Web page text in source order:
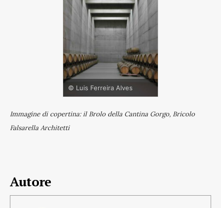
© Luis Ferreira Alves
Immagine di copertina: il Brolo della Cantina Gorgo, Bricolo
Falsarella Architetti
Autore